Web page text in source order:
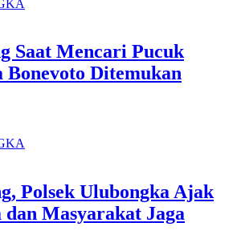
Saat Mencari Pucuk
Bonevoto Ditemukan
Polsek Ulubongka Ajak
dan Masyarakat Jaga